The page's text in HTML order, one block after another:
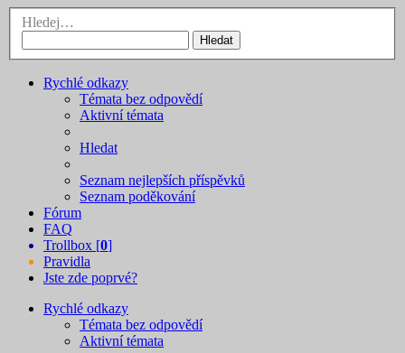
Hledej…
Hledat
Rychlé odkazy
Témata bez odpovědí
Aktivní témata
Hledat
Seznam nejlepších příspěvků
Seznam poděkování
Fórum
FAQ
Trollbox [0]
Pravidla
Jste zde poprvé?
Rychlé odkazy
Témata bez odpovědí
Aktivní témata